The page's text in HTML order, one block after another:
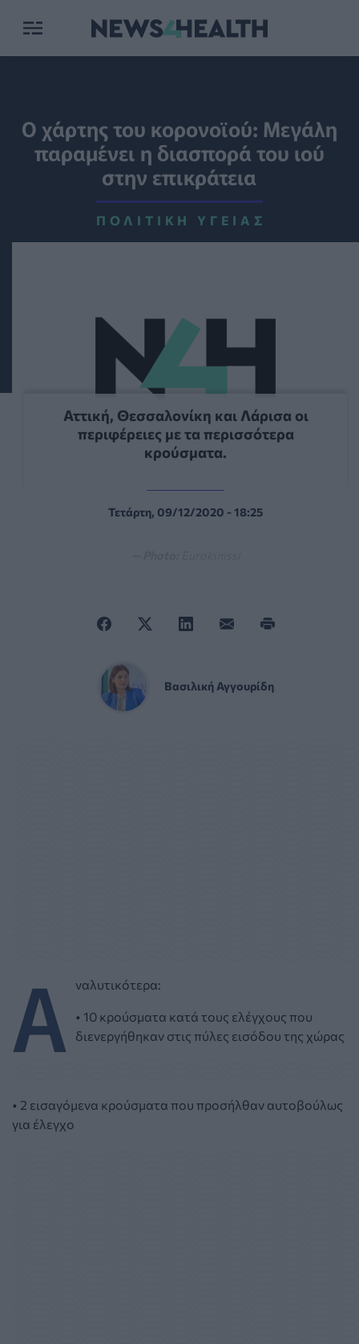
Ο χάρτης του κορονοϊού: Μεγάλη
παραμένει η διασπορά του ιού
στην επικράτεια
ΠΟΛΙΤΙΚΉ ΥΓΕΊΑΣ
Αττική, Θεσσαλονίκη και Λάρισα οι
περιφέρειες με τα περισσότερα
κρούσματα.
Τετάρτη, 09/12/2020 - 18:25
Βασιλική Αγγουρίδη
Α ναλυτικότερα:
• 10 κρούσματα κατά τους ελέγχους που
διενεργήθηκαν στις πύλες εισόδου της χώρας
• 2 εισαγόμενα κρούσματα που προσήλθαν αυτοβούλως
για έλεγχο